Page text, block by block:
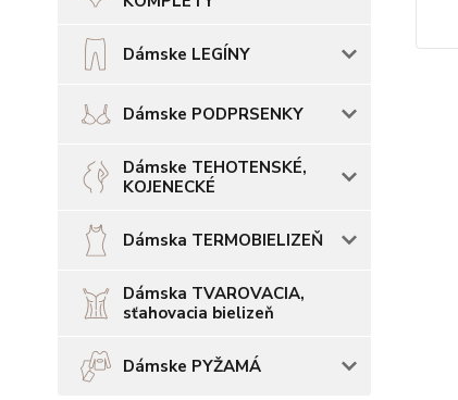
Dámske LEGÍNY
Dámske PODPRSENKY
Dámske TEHOTENSKÉ,
KOJENECKÉ
Dámska TERMOBIELIZEŇ
Dámska TVAROVACIA,
sťahovacia bielizeň
Dámske PYŽAMÁ